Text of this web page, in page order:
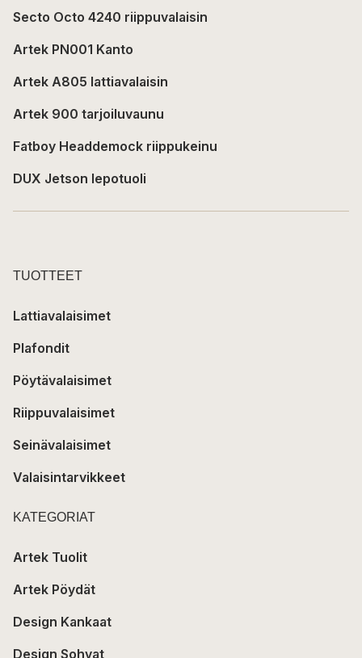
Secto Octo 4240 riippuvalaisin
Artek PN001 Kanto
Artek A805 lattiavalaisin
Artek 900 tarjoiluvaunu
Fatboy Headdemock riippukeinu
DUX Jetson lepotuoli
TUOTTEET
Lattiavalaisimet
Plafondit
Pöytävalaisimet
Riippuvalaisimet
Seinävalaisimet
Valaisintarvikkeet
KATEGORIAT
Artek Tuolit
Artek Pöydät
Design Kankaat
Design Sohvat